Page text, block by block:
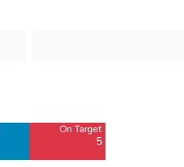
On Target
5